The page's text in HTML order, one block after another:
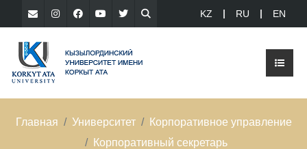
KZ RU EN
Главная Университет
Корпоративное управление
Корпоративный секретарь